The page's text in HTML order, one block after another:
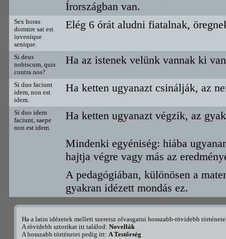
Írországban van.
Sex horas
dormire sat est
iuvenique
senique.
Elég 6 órát aludni fiatalnak,
Si deus
nobiscum, quis
contra nos?
Ha az istenek velünk vannak ki
Si duo faciunt
idem, non est
idem.
Ha ketten ugyanazt csinálják, az
Si duo idem
faciunt, saepe
non est idem.
Ha ketten ugyanazt végzik, az
Mindenki egyéniség: hiába
hajtja végre vagy más az
A pedagógiában, különösen a
gyakran idézett mondás ez.
Ha a latin idézetek mellett szeretsz olvasgatni hosszabb-rövidebb
A rövidebb sztorikat itt találod: Novellák
A hosszabb történetet pedig itt: A Testőrség